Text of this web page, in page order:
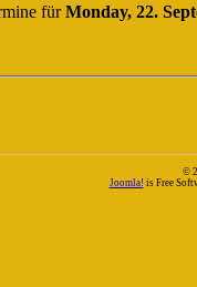
fürMonday, 22.
©
Joomla! is Free